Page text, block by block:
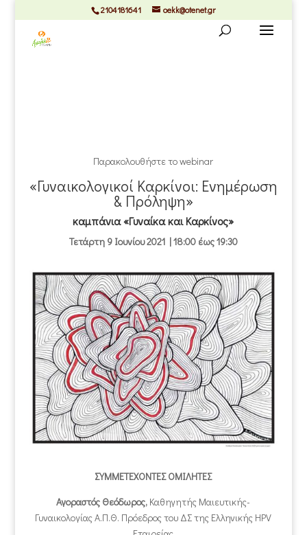
2104181641 oekk@otenet.gr
Παρακολουθήστε το webinar
«Γυναικολογικοί Καρκίνοι: Ενημέρωση
& Πρόληψη»
καμπάνια «Γυναίκα και Καρκίνος»
Τετάρτη 9 Ιουνίου 2021 | 18:00 έως 19:30
ΣΥΜΜΕΤΕΧΟΝΤΕΣ ΟΜΙΛΗΤΕΣ
Αγοραστός Θεόδωρος, Καθηγητής Μαιευτικής-
Γυναικολογίας Α.Π.Θ. Πρόεδρος του ΔΣ της Ελληνικής HPV